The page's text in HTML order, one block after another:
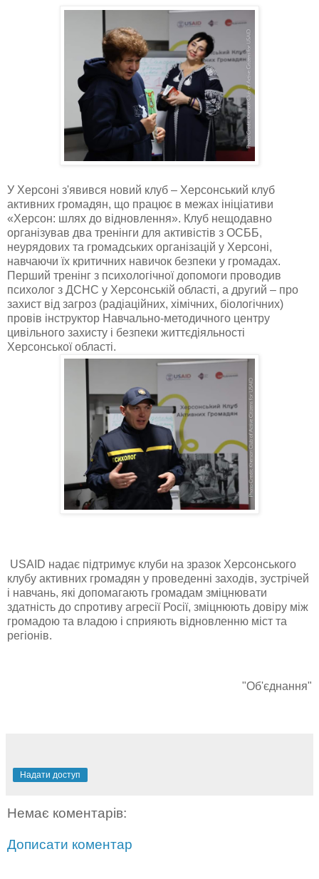
У Херсоні з'явився новий клуб – Херсонський клуб
активних громадян, що працює в межах ініціативи
«Херсон: шлях до відновлення». Клуб нещодавно
організував два тренінги для активістів з ОСББ,
неурядових та громадських організацій у Херсоні,
навчаючи їх критичних навичок безпеки у громадах.
Перший тренінг з психологічної допомоги проводив
психолог з ДСНС у Херсонській області, а другий – про
захист від загроз (радіаційних, хімічних, біологічних)
провів інструктор Навчально-методичного центру
цивільного захисту і безпеки життєдіяльності
Херсонської області.
USAID надає підтримує клуби на зразок Херсонського
клубу активних громадян у проведенні заходів, зустрічей
і навчань, які допомагають громадам зміцнювати
здатність до спротиву агресії Росії, зміцнюють довіру між
громадою та владою і сприяють відновленню міст та
регіонів.
"Об'єднання"
Надати доступ
Немає коментарів:
Дописати коментар